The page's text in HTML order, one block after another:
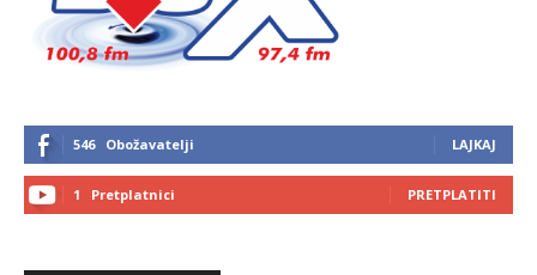
546 Obožavatelji LAJKAJ
1 Pretplatnici PRETPLATITI